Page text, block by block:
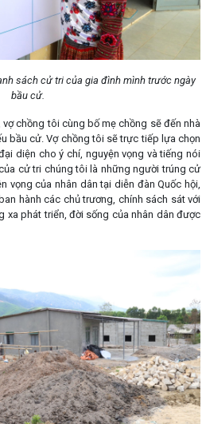
sách cử tri của gia đình mình trước ngày
bầu cử.
chồng tôi cùng bố mẹ chồng sẽ đến nhà
bầu cử. Vợ chồng tôi sẽ trực tiếp lựa chọn
diện cho ý chí, nguyện vọng và tiếng nói
cử tri chúng tôi là những người trúng cử
vọng của nhân dân tại diễn đàn Quốc hội,
hành các chủ trương, chính sách sát với
xa phát triển, đời sống của nhân dân được